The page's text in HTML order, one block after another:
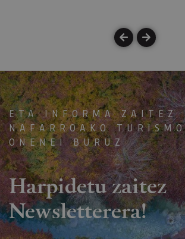
ETA INFORMA ZAITEZ
NAFARROAKO
ONENEI BURUZ
Harpidetu zaitez
Newsletterera!